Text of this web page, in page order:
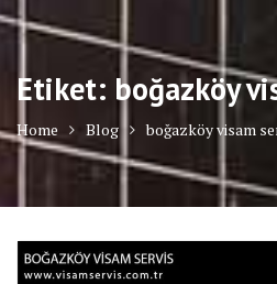
Etiket: boğazköy
Home Blog boğazköy visam